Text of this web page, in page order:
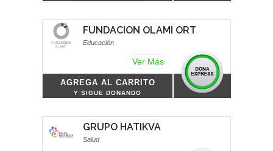
FUNDACION OLAMI ORT
Educación
Ver Más
AGREGA AL CARRITO
Y SIGUE DONANDO
GRUPO HATIKVA
Salud